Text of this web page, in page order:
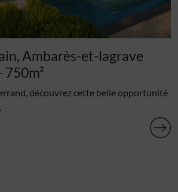
Ambarès-et-lagrave
750m²
découvrez cette belle opportunité